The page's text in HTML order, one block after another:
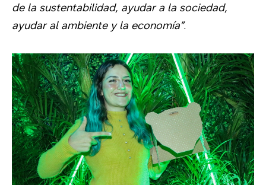
de la sustentabilidad, ayudar a la sociedad,
ayudar al ambiente y la economía”.